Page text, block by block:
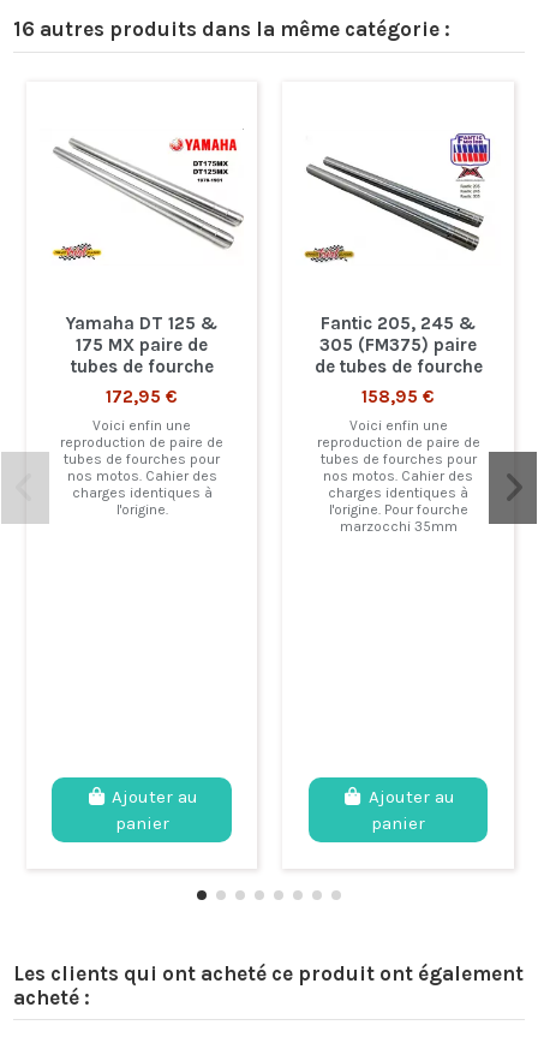
16 autres produits dans la même catégorie :
Yamaha DT 125 &
175 MX paire de
tubes de fourche
172,95 €
Voici enfin une
reproduction de paire de
tubes de fourches pour
nos motos. Cahier des
charges identiques à
l'origine.
Ajouter au
panier
Fantic 205, 245 &
305 (FM375) paire
de tubes de fourche
158,95 €
Voici enfin une
reproduction de paire de
tubes de fourches pour
nos motos. Cahier des
charges identiques à
l'origine. Pour fourche
marzocchi 35mm
Ajouter au
panier
Les clients qui ont acheté ce produit ont également
acheté :